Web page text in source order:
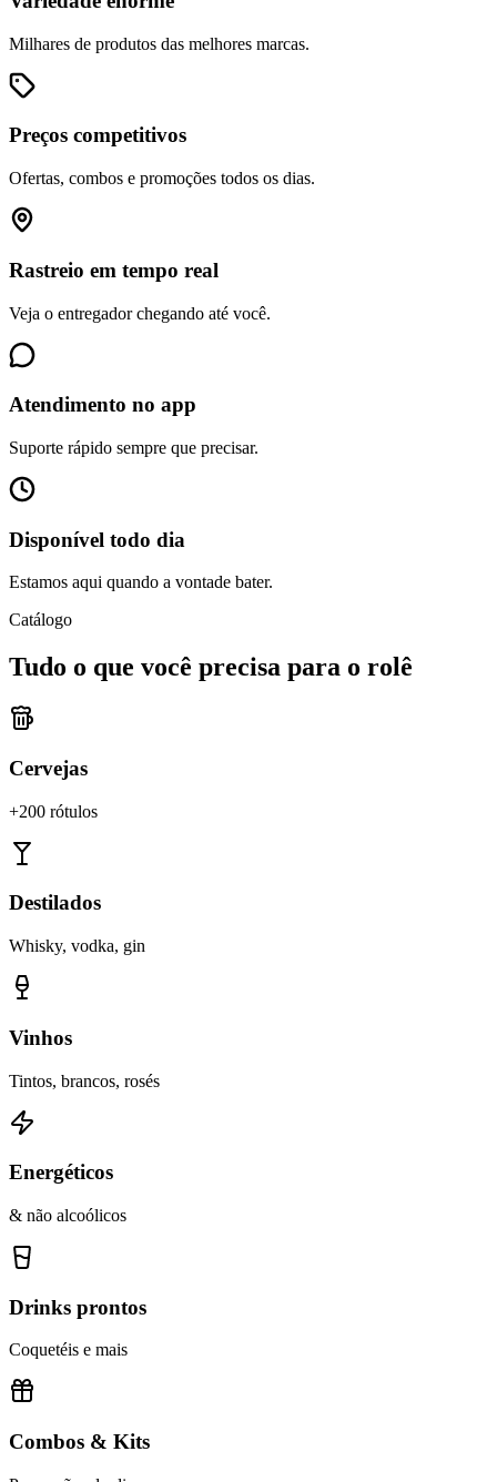
Milhares de produtos das melhores marcas.
Preços competitivos
Ofertas, combos e promoções todos os dias.
Rastreio em tempo real
Veja o entregador chegando até você.
Atendimento no app
Suporte rápido sempre que precisar.
Disponível todo dia
Estamos aqui quando a vontade bater.
Catálogo
Tudo o que você precisa para o rolê
Cervejas
+200 rótulos
Destilados
Whisky, vodka, gin
Vinhos
Tintos, brancos, rosés
Energéticos
& não alcoólicos
Drinks prontos
Coquetéis e mais
Combos & Kits